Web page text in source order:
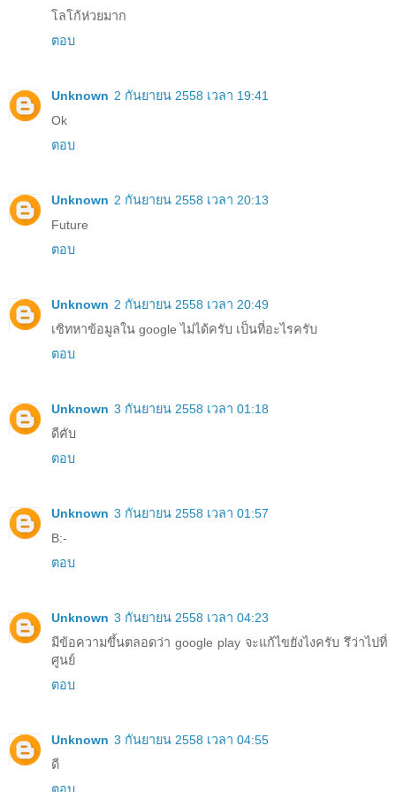
โลโก้ห่วยมาก
ตอบ
Unknown 2 กันยายน 2558 เวลา 19:41
Ok
ตอบ
Unknown 2 กันยายน 2558 เวลา 20:13
Future
ตอบ
Unknown 2 กันยายน 2558 เวลา 20:49
เซิทหาข้อมูลใน google ไม่ได้ครับ เป็นที่อะไรครับ
ตอบ
Unknown 3 กันยายน 2558 เวลา 01:18
ดีคับ
ตอบ
Unknown 3 กันยายน 2558 เวลา 01:57
B:-
ตอบ
Unknown 3 กันยายน 2558 เวลา 04:23
มีข้อความขึ้นตลอดว่า google play จะแก้ไขยังไงครับ รึว่าไปที่
ศูนย์
ตอบ
Unknown 3 กันยายน 2558 เวลา 04:55
ดี